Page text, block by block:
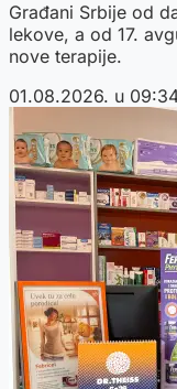
Građani Srbije od
lekove, a od 17.
nove terapije.
01.08.2026. u